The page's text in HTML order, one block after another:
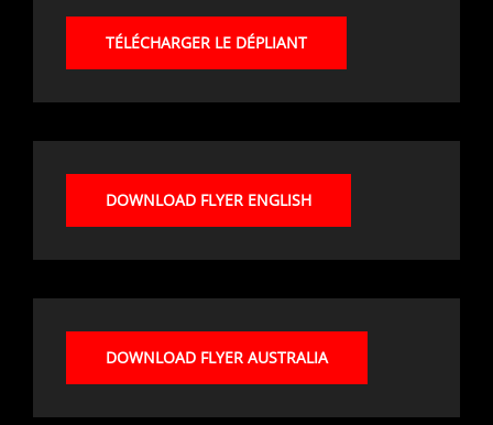
TÉLÉCHARGER LE DÉPLIANT
DOWNLOAD FLYER ENGLISH
DOWNLOAD FLYER AUSTRALIA